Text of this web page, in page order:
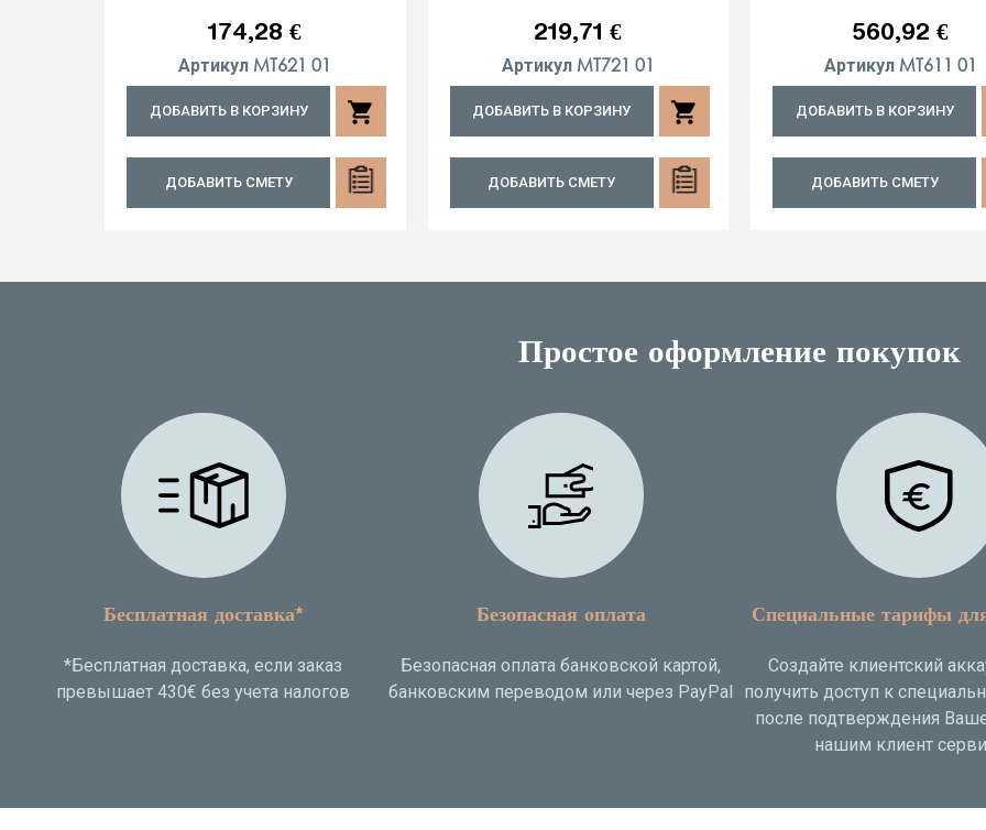
Цена
174,28 €
Артикул MT621 01
ДОБАВИТЬ В КОРЗИНУ shopping_cart
ДОБАВИТЬ СМЕТУ
Цена
219,71 €
Артикул MT721 01
ДОБАВИТЬ В КОРЗИНУ shopping_cart
ДОБАВИТЬ СМЕТУ
Цена
560,92 €
Артикул MT611 01
ДОБАВИТЬ В КОРЗИНУ
ДОБАВИТЬ СМЕТУ
Простое оформление покупок
Бесплатная доставка*
*Бесплатная доставка, если заказ
превышает 430€ без учета налогов
Безопасная оплата
Безопасная оплата банковской картой,
банковским переводом или через PayPal
Специальные тарифы
Создайте клиентский
получить доступ к
после подтверждения
нашим клиент